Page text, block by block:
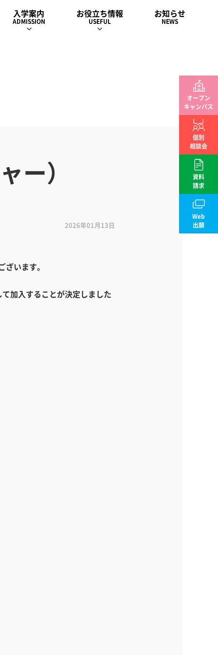
入学案内
ADMISSION
お役立ち情報
USEFUL
お知らせ
NEWS
オープン
キャンパス
個別
相談会
資料
請求
Web
出願
ー）
2026年01月13日
います。
加入することが決定しました